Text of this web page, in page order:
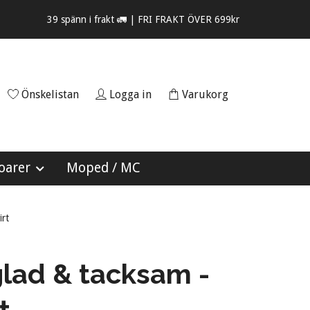
39 spänn i frakt 🚛 | FRI FRAKT ÖVER 699kr
Önskelistan Logga in Varukorg
Moped / MC
& tacksam -